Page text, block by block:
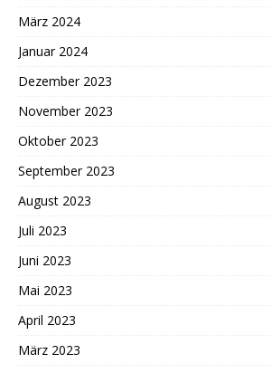
März 2024
Januar 2024
Dezember 2023
November 2023
Oktober 2023
September 2023
August 2023
Juli 2023
Juni 2023
Mai 2023
April 2023
März 2023